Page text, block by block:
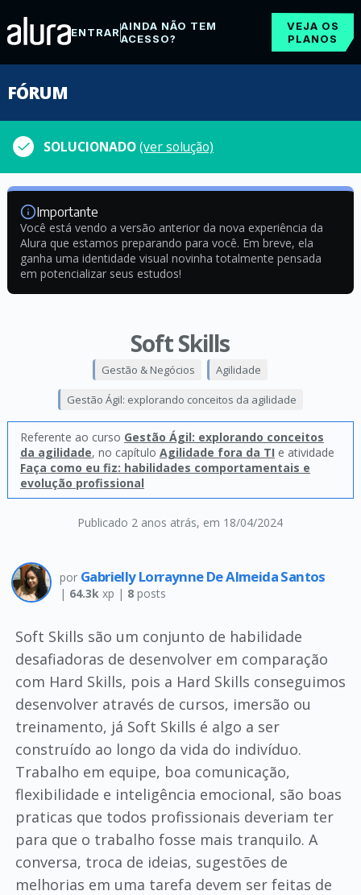
ENTRARAINDA NÃO TEM
ACESSO?
VEJA OS
PLANOS
FÓRUM
SOLUCIONADO(ver solução)
Importante
Você está vendo a versão anterior da nova experiência da
Alura que estamos preparando para você. Em breve, ela
ganha uma identidade visual novinha totalmente pensada
em potencializar seus estudos!
Soft Skills
Publicado 2 anos atrás, em 18/04/2024
Gestão & Negócios Agilidade
Gestão Ágil: explorando conceitos da agilidade
Referente ao curso Gestão Ágil: explorando conceitos
da agilidade, no capítulo Agilidade fora da TI e atividade
Faça como eu fiz: habilidades comportamentais e
evolução profissional
por Gabrielly Lorraynne De Almeida Santos
| 64.3kxp | 8posts
Soft Skills são um conjunto de habilidade
desafiadoras de desenvolver em comparação
com Hard Skills, pois a Hard Skills conseguimos
desenvolver através de cursos, imersão ou
treinamento, já Soft Skills é algo a ser
construído ao longo da vida do indivíduo.
Trabalho em equipe, boa comunicação,
flexibilidade e inteligência emocional, são boas
praticas que todos profissionais deveriam ter
para que o trabalho fosse mais tranquilo. A
conversa, troca de ideias, sugestões de
melhorias em uma tarefa devem ser feitas de